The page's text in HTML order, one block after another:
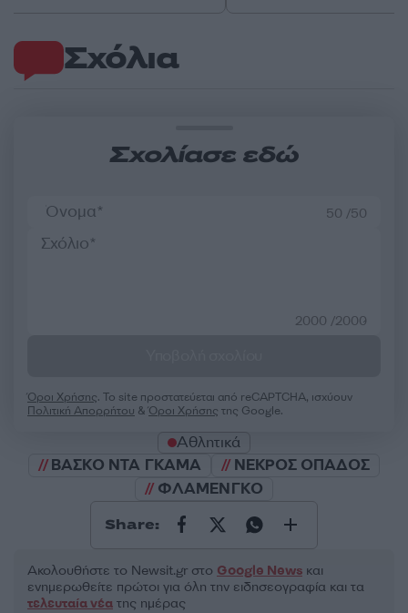
Σχόλια
Σχολίασε εδώ
50 /50
2000 /2000
Όροι Χρήσης. Το site προστατεύεται από reCAPTCHA, ισχύουν
Πολιτική Απορρήτου &Όροι Χρήσης της Google.
Αθλητικά
ΒΑΣΚΟ ΝΤΑ ΓΚΑΜΑ
ΝΕΚΡΟΣ ΟΠΑΔΟΣ
ΦΛΑΜΕΝΓΚΟ
Share:
Ακολουθήστε το Νewsit.gr στο Google News και
ενημερωθείτε πρώτοι για όλη την ειδησεογραφία και τα
τελευταία νέα της ημέρας